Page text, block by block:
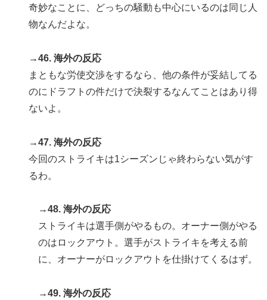
奇妙なことに、どっちの騒動も中心にいるのは同じ人
物なんだよな。
→46. 海外の反応
まともな労使交渉をするなら、他の条件が妥結してる
のにドラフトの件だけで決裂するなんてことはあり得
ないよ。
→47. 海外の反応
今回のストライキは1シーズンじゃ終わらない気がす
るわ。
→48. 海外の反応
ストライキは選手側がやるもの。オーナー側がやる
のはロックアウト。選手がストライキを考える前
に、オーナーがロックアウトを仕掛けてくるはず。
→49. 海外の反応